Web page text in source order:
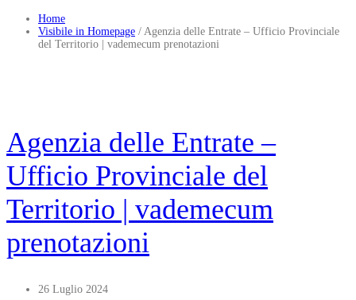
Home
Visibile in Homepage / Agenzia delle Entrate – Ufficio Provinciale
del Territorio | vademecum prenotazioni
Agenzia delle Entrate –
Ufficio Provinciale del
Territorio | vademecum
prenotazioni
26 Luglio 2024